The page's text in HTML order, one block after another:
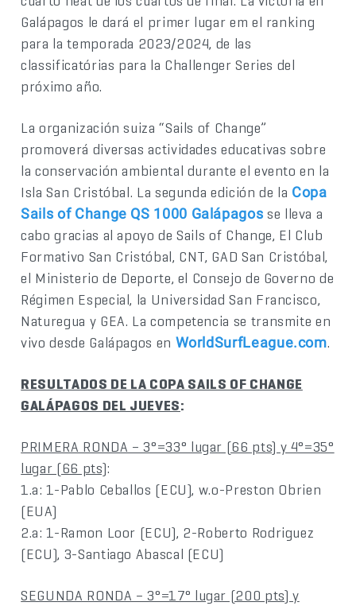
Galápagos le dará el primer lugar em el ranking
para la temporada 2023/2024, de las
classificatórias para la Challenger Series del
próximo año.
La organización suiza “Sails of Change”
promoverá diversas actividades educativas sobre
la conservación ambiental durante el evento en la
Isla San Cristóbal. La segunda edición de la Copa
Sails of Change QS 1000 Galápagos se lleva a
cabo gracias al apoyo de Sails of Change, El Club
Formativo San Cristóbal, CNT, GAD San Cristóbal,
el Ministerio de Deporte, el Consejo de Governo de
Régimen Especial, la Universidad San Francisco,
Naturegua y GEA. La competencia se transmite en
vivo desde Galápagos en WorldSurfLeague.com.
RESULTADOS DE LA COPA SAILS OF CHANGE
GALÁPAGOS DEL JUEVES:
PRIMERA RONDA – 3°=33° lugar (66 pts) y 4°=35°
lugar (66 pts):
1.a: 1-Pablo Ceballos (ECU), w.o-Preston Obrien
(EUA)
2.a: 1-Ramon Loor (ECU), 2-Roberto Rodriguez
(ECU), 3-Santiago Abascal (ECU)
SEGUNDA RONDA – 3°=17° lugar (200 pts) y